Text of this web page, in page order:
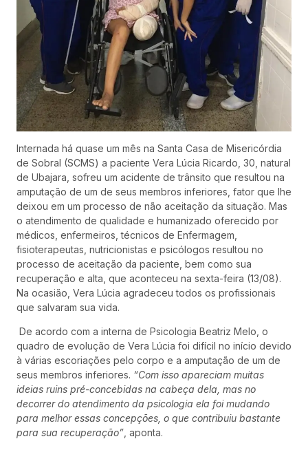
Internada há quase um mês na Santa Casa de Misericórdia
de Sobral (SCMS) a paciente Vera Lúcia Ricardo, 30, natural
de Ubajara, sofreu um acidente de trânsito que resultou na
amputação de um de seus membros inferiores, fator que lhe
deixou em um processo de não aceitação da situação. Mas
o atendimento de qualidade e humanizado oferecido por
médicos, enfermeiros, técnicos de Enfermagem,
fisioterapeutas, nutricionistas e psicólogos resultou no
processo de aceitação da paciente, bem como sua
recuperação e alta, que aconteceu na sexta-feira (13/08).
Na ocasião, Vera Lúcia agradeceu todos os profissionais
que salvaram sua vida.
De acordo com a interna de Psicologia Beatriz Melo, o
quadro de evolução de Vera Lúcia foi difícil no início devido
à várias escoriações pelo corpo e a amputação de um de
seus membros inferiores. “Com isso apareciam muitas
ideias ruins pré-concebidas na cabeça dela, mas no
decorrer do atendimento da psicologia ela foi mudando
para melhor essas concepções, o que contribuiu bastante
para sua recuperação”, aponta.